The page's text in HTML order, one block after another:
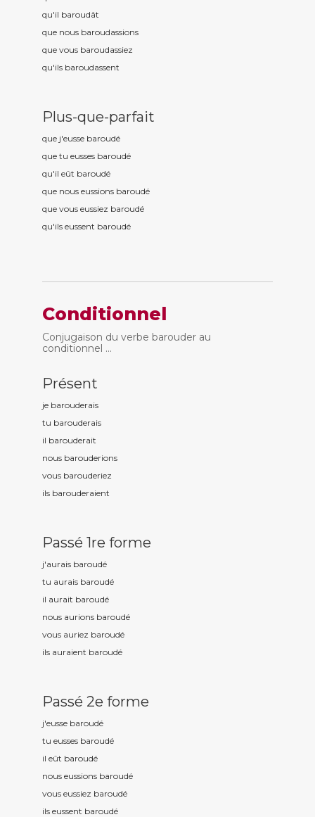
qu'il baroudât
que nous baroudassions
que vous baroudassiez
qu'ils baroudassent
Plus-que-parfait
que j'eusse baroudé
que tu eusses baroudé
qu'il eût baroudé
que nous eussions baroudé
que vous eussiez baroudé
qu'ils eussent baroudé
Conditionnel
Conjugaison du verbe barouder au
conditionnel ...
Présent
je barouderais
tu barouderais
il barouderait
nous barouderions
vous barouderiez
ils barouderaient
Passé 1re forme
j'aurais baroudé
tu aurais baroudé
il aurait baroudé
nous aurions baroudé
vous auriez baroudé
ils auraient baroudé
Passé 2e forme
j'eusse baroudé
tu eusses baroudé
il eût baroudé
nous eussions baroudé
vous eussiez baroudé
ils eussent baroudé